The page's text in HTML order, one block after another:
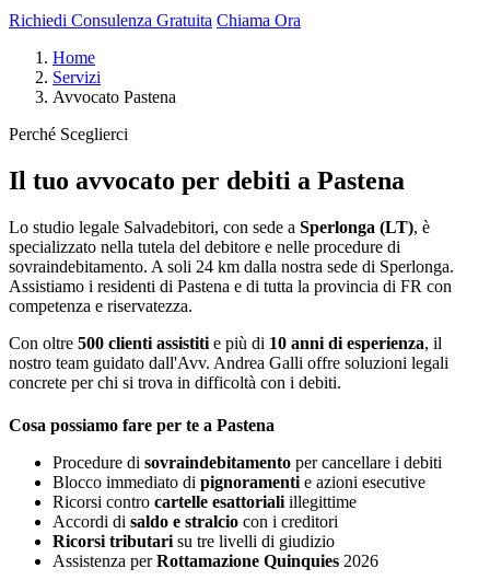
Richiedi Consulenza Gratuita Chiama Ora
Home
Servizi
Avvocato Pastena
Perché Sceglierci
Il tuo avvocato per debiti a Pastena
Lo studio legale Salvadebitori, con sede a Sperlonga (LT), è
specializzato nella tutela del debitore e nelle procedure di
sovraindebitamento. A soli 24 km dalla nostra sede di Sperlonga.
Assistiamo i residenti di Pastena e di tutta la provincia di FR con
competenza e riservatezza.
Con oltre 500 clienti assistiti e più di 10 anni di esperienza, il
nostro team guidato dall'Avv. Andrea Galli offre soluzioni legali
concrete per chi si trova in difficoltà con i debiti.
Cosa possiamo fare per te a Pastena
Procedure di sovraindebitamento per cancellare i debiti
Blocco immediato di pignoramenti e azioni esecutive
Ricorsi contro cartelle esattoriali illegittime
Accordi di saldo e stralcio con i creditori
Ricorsi tributari su tre livelli di giudizio
Assistenza perRottamazione Quinquies 2026